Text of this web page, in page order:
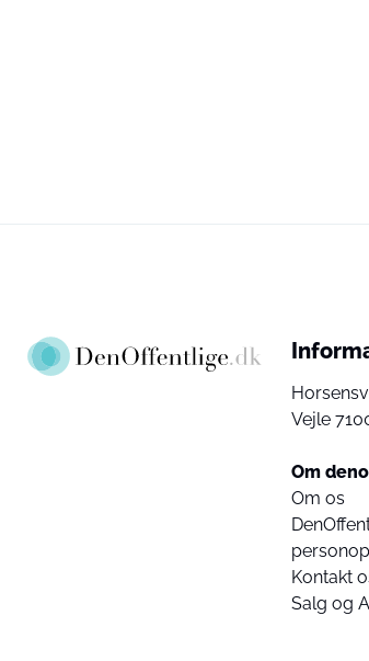
Vejle
Om
Om os
Kontakt
Salg og